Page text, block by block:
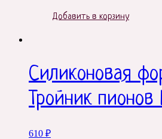
Добавить в корзину
Силиконовая
Тройник
610 ₽